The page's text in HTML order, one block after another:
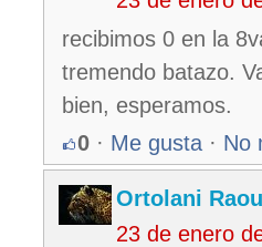
recibimos 0 en la
tremendo batazo.
bien, esperamos.
0 · Me gusta · No
Ortolani
23 de enero